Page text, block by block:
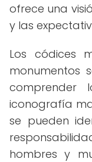
ofrece una
y las
Los códices
monumentos
iconografía
se pueden
hombres y